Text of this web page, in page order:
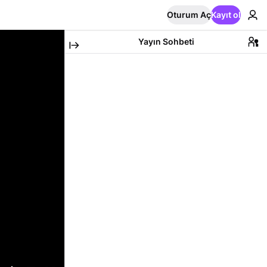
Oturum AçKayıt ol
Yayın Sohbeti